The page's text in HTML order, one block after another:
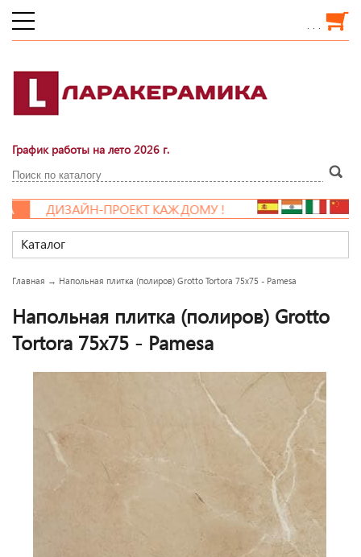
. . .
График работы на лето 2026 г.
ДИЗАЙН-ПРОЕКТ КАЖДОМУ !
Каталог
Главная → Напольная плитка (полиров) Grotto Tortora 75x75 - Pamesa
Напольная плитка (полиров) Grotto
Tortora 75x75 - Pamesa